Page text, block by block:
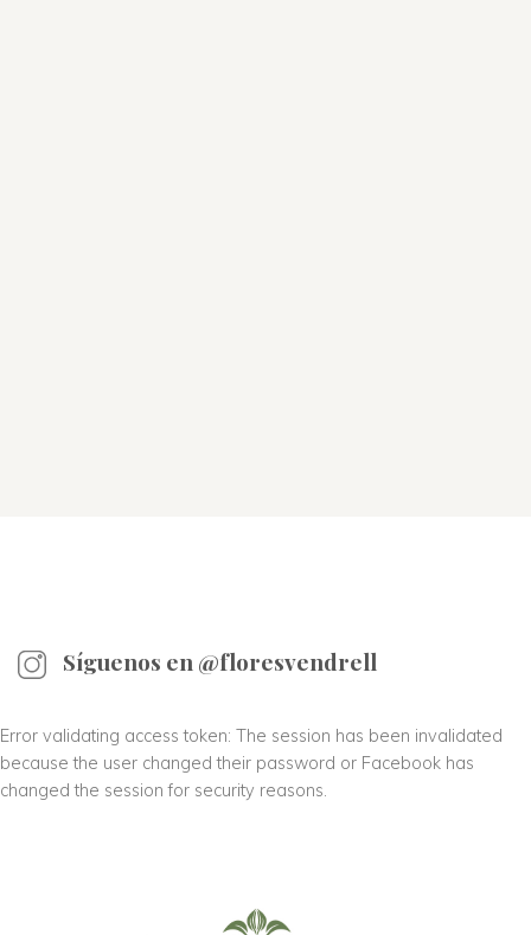
Síguenos en @floresvendrell
Error validating access token: The session has been invalidated
because the user changed their password or Facebook has
changed the session for security reasons.